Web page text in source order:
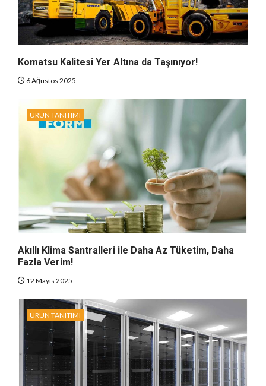
Komatsu Kalitesi Yer Altına da Taşınıyor!
6 Ağustos 2025
ÜRÜN TANITIMI
Akıllı Klima Santralleri ile Daha Az Tüketim, Daha
Fazla Verim!
12 Mayıs 2025
ÜRÜN TANITIMI